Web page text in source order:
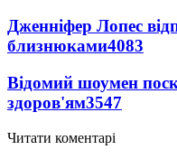
Дженніфер Лопес
близнюками4083
Відомий шоумен
здоров'ям3547
Читати коментарі